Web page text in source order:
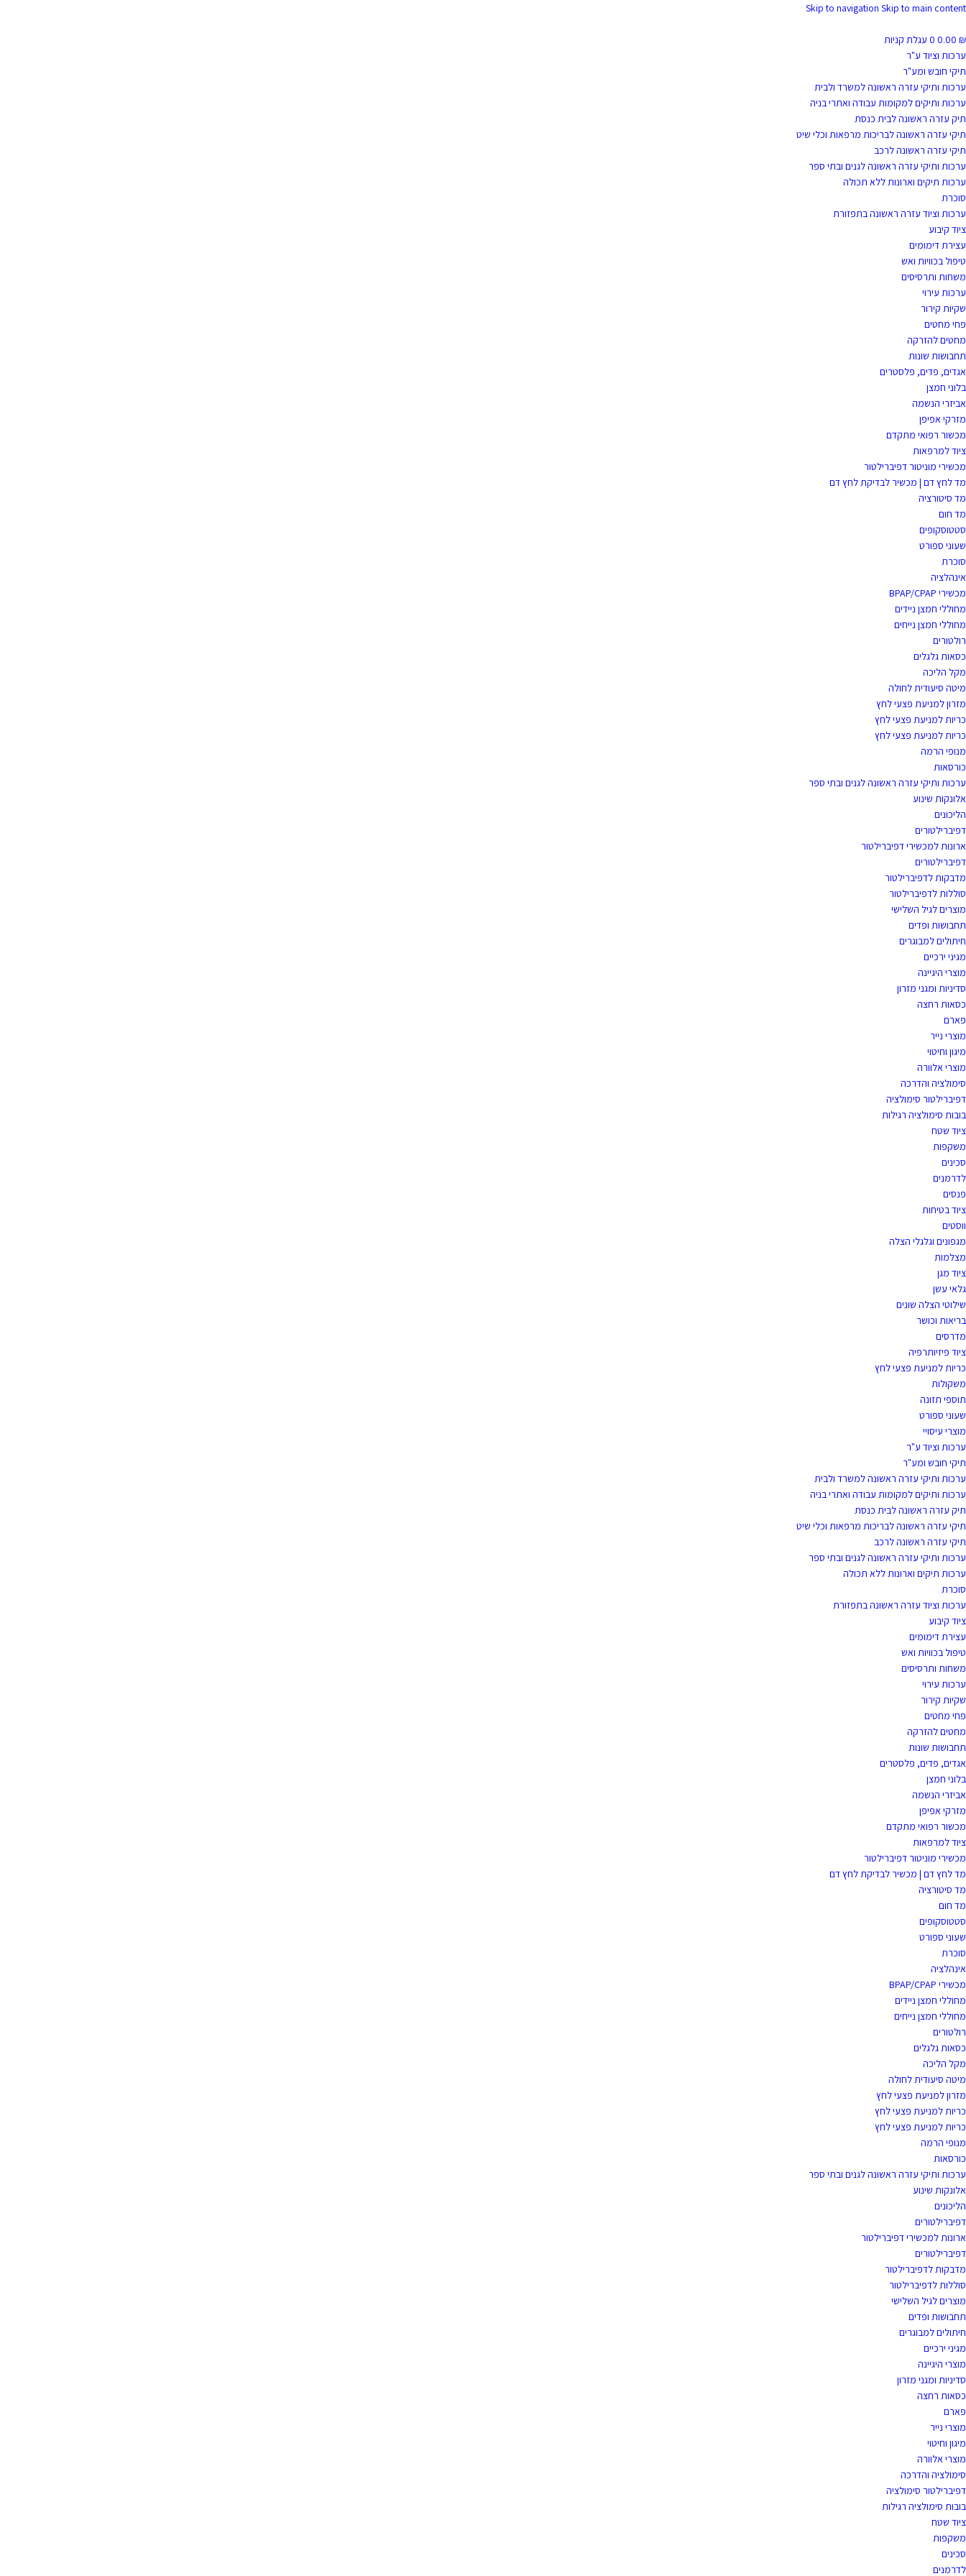
Skip to navigation Skip to main content
0.00 ₪
0 עגלת קניות
ערכות וציוד ע"ר
תיקי חובש ומע"ר
ערכות ותיקי עזרה ראשונה למשרד ולבית
ערכות ותיקים למקומות עבודה ואתרי בניה
תיק עזרה ראשונה לבית כנסת
תיקי עזרה ראשונה לבריכות מרפאות וכלי שיט
תיקי עזרה ראשונה לרכב
ערכות ותיקי עזרה ראשונה לגנים ובתי ספר
ערכות תיקים וארונות ללא תכולה
סוכרת
ערכות וציוד עזרה ראשונה בתפזורת
ציוד קיבוע
עצירת דימומים
טיפול בכוויות ואש
משחות ותרסיסים
ערכות עירוי
שקיות קירור
פחי מחטים
מחטים להזרקה
תחבושות שונות
אגדים, פדים, פלסטרים
בלוני חמצן
אביזרי הנשמה
מזרקי אפיפן
מכשור רפואי מתקדם
ציוד למרפאות
מכשירי מוניטור דפיברילטור
מד לחץ דם | מכשיר לבדיקת לחץ דם
מד סיטורציה
מד חום
סטטוסקופים
שעוני ספורט
סוכרת
אינהלציה
מכשירי BPAP/CPAP
מחוללי חמצן ניידים
מחוללי חמצן נייחים
רולטורים
כסאות גלגלים
מקל הליכה
מיטה סיעודית לחולה
מזרון למניעת פצעי לחץ
כריות למניעת פצעי לחץ
כריות למניעת פצעי לחץ
מנופי הרמה
כורסאות
ערכות ותיקי עזרה ראשונה לגנים ובתי ספר
אלונקות שינוע
הליכונים
דפיברילטורים
ארונות למכשירי דפיברילטור
דפיברילטורים
מדבקות לדפיברילטור
סוללות לדפיברילטור
מוצרים לגיל השלישי
תחבושות ופדים
חיתולים למבוגרים
מגיני ירכיים
מוצרי היגיינה
סדיניות ומגני מזרון
כסאות רחצה
פארם
מוצרי נייר
מיגון וחיטוי
מוצרי אלוורה
סימולציה והדרכה
דפיברילטור סימולציה
בובות סימולציה רגילות
ציוד שטח
משקפות
סכינים
לדרמנים
פנסים
ציוד בטיחות
ווסטים
מגפונים וגלגלי הצלה
מצלמות
ציוד מגן
גלאי עשן
שילוטי הצלה שונים
בריאות וכושר
מדרסים
ציוד פיזיותרפיה
כריות למניעת פצעי לחץ
משקולות
תוספי תזונה
שעוני ספורט
מוצרי עיסויי
ערכות וציוד ע"ר
תיקי חובש ומע"ר
ערכות ותיקי עזרה ראשונה למשרד ולבית
ערכות ותיקים למקומות עבודה ואתרי בניה
תיק עזרה ראשונה לבית כנסת
תיקי עזרה ראשונה לבריכות מרפאות וכלי שיט
תיקי עזרה ראשונה לרכב
ערכות ותיקי עזרה ראשונה לגנים ובתי ספר
ערכות תיקים וארונות ללא תכולה
סוכרת
ערכות וציוד עזרה ראשונה בתפזורת
ציוד קיבוע
עצירת דימומים
טיפול בכוויות ואש
משחות ותרסיסים
ערכות עירוי
שקיות קירור
פחי מחטים
מחטים להזרקה
תחבושות שונות
אגדים, פדים, פלסטרים
בלוני חמצן
אביזרי הנשמה
מזרקי אפיפן
מכשור רפואי מתקדם
ציוד למרפאות
מכשירי מוניטור דפיברילטור
מד לחץ דם | מכשיר לבדיקת לחץ דם
מד סיטורציה
מד חום
סטטוסקופים
שעוני ספורט
סוכרת
אינהלציה
מכשירי BPAP/CPAP
מחוללי חמצן ניידים
מחוללי חמצן נייחים
רולטורים
כסאות גלגלים
מקל הליכה
מיטה סיעודית לחולה
מזרון למניעת פצעי לחץ
כריות למניעת פצעי לחץ
כריות למניעת פצעי לחץ
מנופי הרמה
כורסאות
ערכות ותיקי עזרה ראשונה לגנים ובתי ספר
אלונקות שינוע
הליכונים
דפיברילטורים
ארונות למכשירי דפיברילטור
דפיברילטורים
מדבקות לדפיברילטור
סוללות לדפיברילטור
מוצרים לגיל השלישי
תחבושות ופדים
חיתולים למבוגרים
מגיני ירכיים
מוצרי היגיינה
סדיניות ומגני מזרון
כסאות רחצה
פארם
מוצרי נייר
מיגון וחיטוי
מוצרי אלוורה
סימולציה והדרכה
דפיברילטור סימולציה
בובות סימולציה רגילות
ציוד שטח
משקפות
סכינים
לדרמנים